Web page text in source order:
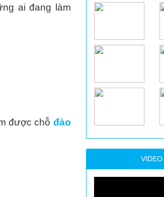
ai đang làm
được chỗ đào
VIDEO